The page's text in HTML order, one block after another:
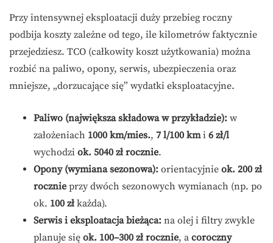
Przy intensywnej eksploatacji duży przebieg roczny
podbija koszty zależne od tego, ile kilometrów faktycznie
przejedziesz. TCO (całkowity koszt użytkowania) można
rozbić na paliwo, opony, serwis, ubezpieczenia oraz
mniejsze, „dorzucające się” wydatki eksploatacyjne.
Paliwo (największa składowa w przykładzie): w
założeniach 1000 km/mies., 7 l/100 kmi 6 zł/l
wychodzi ok. 5040 zł rocznie.
Opony (wymiana sezonowa): orientacyjnie ok. 200 zł
rocznie przy dwóch sezonowych wymianach (np. po
ok. 100 zł każda).
Serwis i eksploatacja bieżąca: na olej i filtry zwykle
planuje się ok. 100–300 zł rocznie, a coroczny